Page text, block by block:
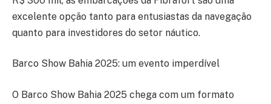
excelente opção tanto para entusiastas da navegação
quanto para investidores do setor náutico.
Barco Show Bahia 2025: um evento imperdível
O Barco Show Bahia 2025 chega com um formato